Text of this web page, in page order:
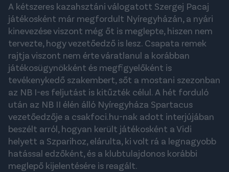
A kétszeres kazahsztáni válogatott Szergej Pacaj
játékosként már megfordult Nyíregyházán, a nyári
kinevezése viszont még őt is meglepte, hiszen nem
tervezte, hogy vezetőedző is lesz. Csapata remek
rajtja viszont nem érte váratlanul a korábban
játékosügynökként és megfigyelőként is
tevékenykedő szakembert, sőt a mostani szezonban
az NB I-es feljutást is kitűzték célul. A hét forduló
után az NB II élén álló Nyíregyháza Spartacus
vezetőedzője a csakfoci.hu-nak adott interjújában
beszélt arról, hogyan került játékosként a Vidi
helyett a Szparihoz, elárulta, ki volt rá a legnagyobb
hatással edzőként, és a klubtulajdonos korábbi
meglepő kijelentésére is reagált.